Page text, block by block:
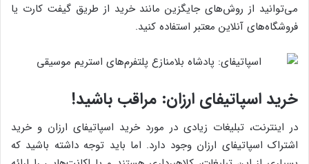
می‌توانید از روش‌های جایگزین مانند خرید از طریق گیفت کارت یا
فروشگاه‌های آنلاین معتبر استفاده کنید.
خرید اسپاتیفای ارزان: مراقب باشید!
در اینترنت، تبلیغات زیادی در مورد خرید اسپاتیفای ارزان و خرید
اشتراک اسپاتیفای ارزان وجود دارد. اما باید توجه داشته باشید که